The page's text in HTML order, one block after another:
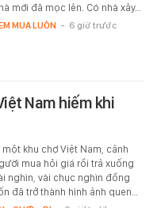
mới đã mọc lên. Có nhà xây…
MUA LUÔN - 6 giờ trước
Nam hiếm khi
một khu chợ Việt Nam, cảnh
mua hỏi giá rồi trả xuống
nghìn, vài chục nghìn đồng
đã trở thành hình ảnh quen…